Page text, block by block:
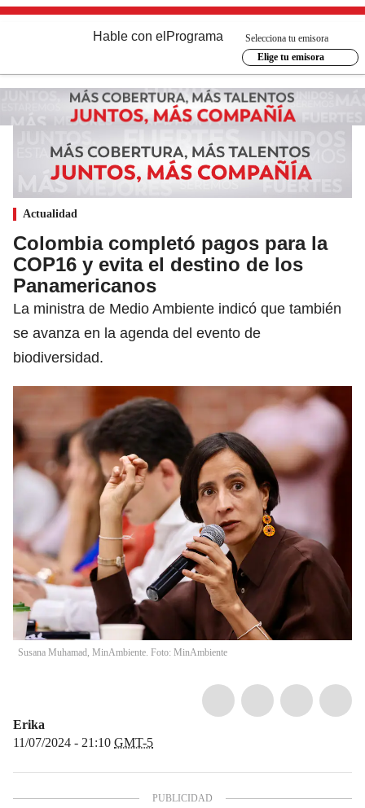
Hable con el Programa
Selecciona tu emisora
Elige tu emisora
Actualidad
Colombia completó pagos para la
COP16 y evita el destino de los
Panamericanos
La ministra de Medio Ambiente indicó que también
se avanza en la agenda del evento de
biodiversidad.
Susana Muhamad, MinAmbiente. Foto: MinAmbiente
Erika
11/07/2024 - 21:10 GMT-5